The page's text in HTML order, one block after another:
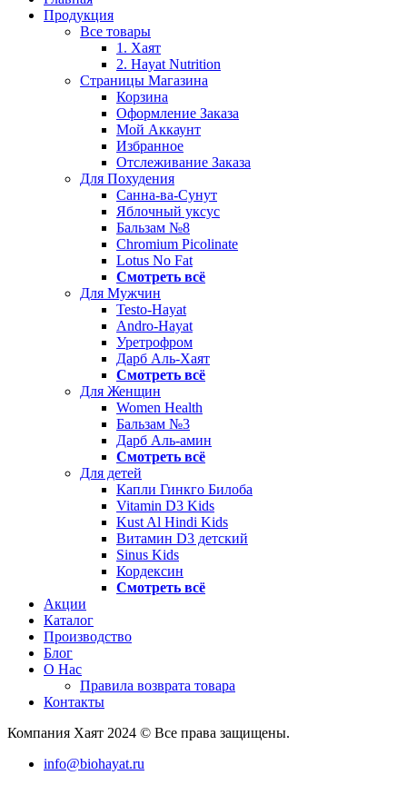
Продукция
Все товары
1. Хаят
2. Hayat Nutrition
Страницы Магазина
Корзина
Оформление Заказа
Мой Аккаунт
Избранное
Отслеживание Заказа
Для Похудения
Санна-ва-Сунут
Яблочный уксус
Бальзам №8
Chromium Picolinate
Lotus No Fat
Смотреть всё
Для Мужчин
Testo-Hayat
Andro-Hayat
Уретрофром
Дарб Аль-Хаят
Смотреть всё
Для Женщин
Women Health
Бальзам №3
Дарб Аль-амин
Смотреть всё
Для детей
Капли Гинкго Билоба
Vitamin D3 Kids
Kust Al Hindi Kids
Витамин D3 детский
Sinus Kids
Кордексин
Смотреть всё
Акции
Каталог
Производство
Блог
О Нас
Правила возврата товара
Контакты
Компания Хаят 2024 © Все права защищены.
info@biohayat.ru